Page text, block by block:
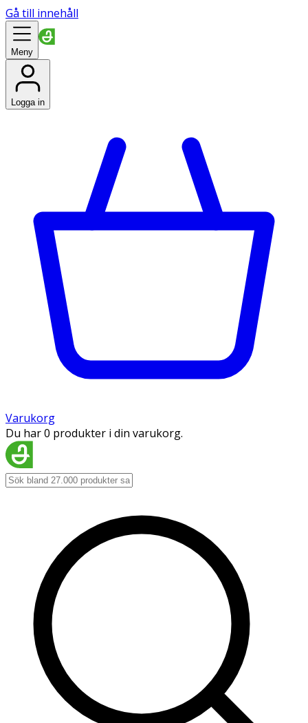
Gå till innehåll
Meny
Logga in
Varukorg
Du har 0 produkter i din varukorg.